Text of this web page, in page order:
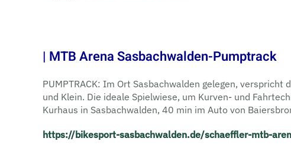
| MTB Arena Sasbachwalden-Pumptrack
PUMPTRACK: Im Ort Sasbachwalden gelegen,
und Klein. Die ideale Spielwiese, um Kurven- und
Kurhaus in Sasbachwalden, 40 min im Auto von
https://bikesport-sasbachwalden.de/schaeffler-mtb-